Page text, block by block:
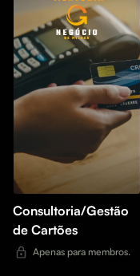
Consultoria/Gestão
de Cartões
Apenas para membros.